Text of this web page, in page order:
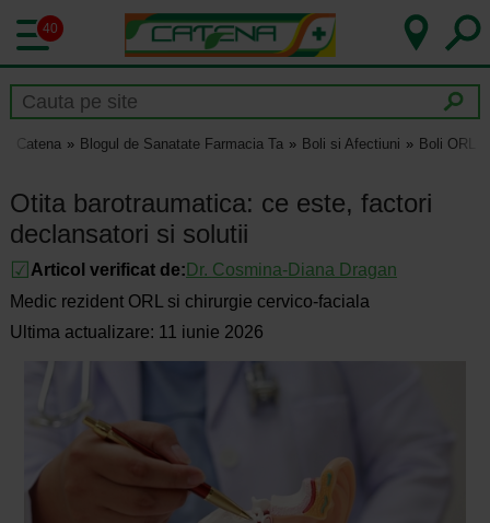
40
Catena Blogul de Sanatate Farmacia Ta Boli si Afectiuni Boli ORL
Otita barotraumatica: ce este, factori
declansatori si solutii
Articol verificat de: Dr. Cosmina-Diana Dragan
Medic rezident ORL si chirurgie cervico-faciala
Ultima actualizare: 11 iunie 2026